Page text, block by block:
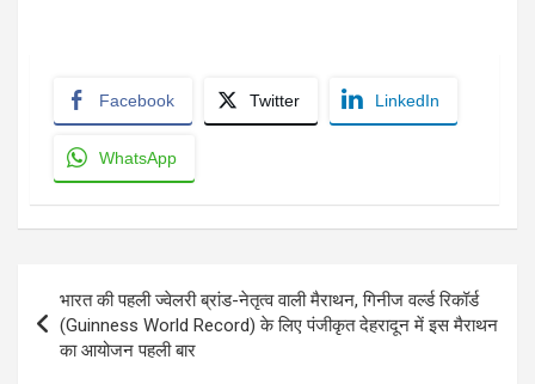
Facebook Twitter LinkedIn
WhatsApp
navigation
भारत की पहली ज्वेलरी ब्रांड-नेतृत्व वाली मैराथन, गिनीज वर्ल्ड रिकॉर्ड
(Guinness World Record) के लिए पंजीकृत देहरादून में इस मैराथन
का आयोजन पहली बार